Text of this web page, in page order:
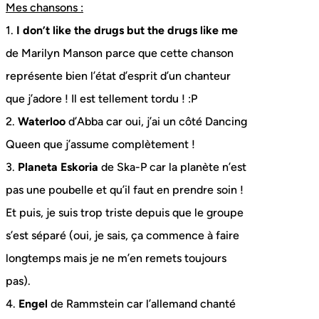
Mes chansons :
1. I don’t like the drugs but the drugs like me
de Marilyn Manson parce que cette chanson
représente bien l’état d’esprit d’un chanteur
que j’adore ! Il est tellement tordu ! :P
2. Waterloo d’Abba car oui, j’ai un côté Dancing
Queen que j’assume complètement !
3. Planeta Eskoria de Ska-P car la planète n’est
pas une poubelle et qu’il faut en prendre soin !
Et puis, je suis trop triste depuis que le groupe
s’est séparé (oui, je sais, ça commence à faire
longtemps mais je ne m’en remets toujours
pas).
4. Engel de Rammstein car l’allemand chanté